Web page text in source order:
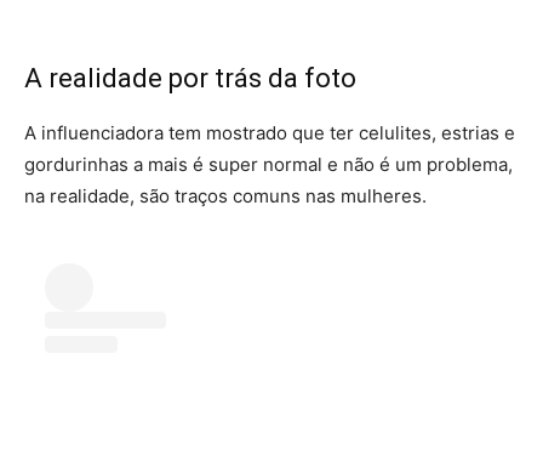
A realidade por trás da foto
A influenciadora tem mostrado que ter celulites, estrias e
gordurinhas a mais é super normal e não é um problema,
na realidade, são traços comuns nas mulheres.